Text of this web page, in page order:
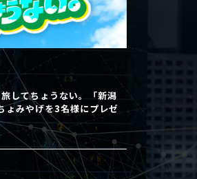
してちょうない。「新潟
ょみやげを3名様にプレゼ